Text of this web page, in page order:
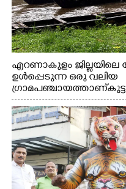
എറണാകുളം
ഉൾപ്പെടുന്ന ഒരു വലിയ
ഗ്രാമപഞ്ചായത്താണ്
ആദിവാസി ഊരുകളായ
ഉറിയംപെട്ടി, തേക്കല്ല്,
സ്ഥലങ്ങളിലേക്കുള്ള
കാണുന്ന കടത്ത് വള്ളം